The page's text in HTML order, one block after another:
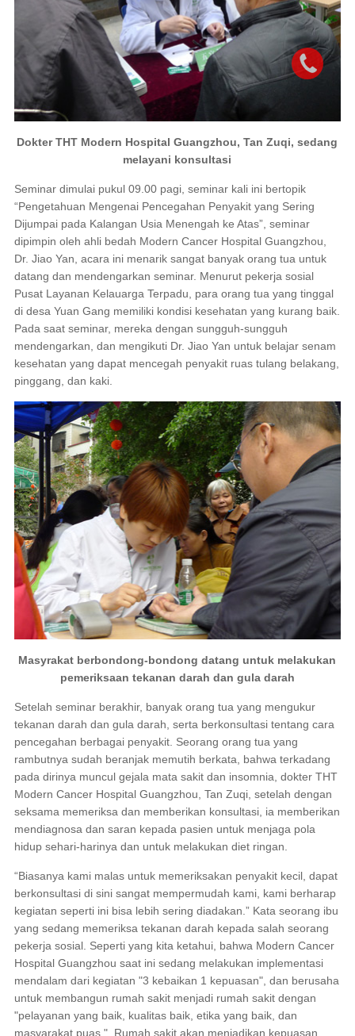
Dokter THT Modern Hospital Guangzhou, Tan Zuqi, sedang
melayani konsultasi
Seminar dimulai pukul 09.00 pagi, seminar kali ini bertopik
“Pengetahuan Mengenai Pencegahan Penyakit yang Sering
Dijumpai pada Kalangan Usia Menengah ke Atas”, seminar
dipimpin oleh ahli bedah Modern Cancer Hospital Guangzhou,
Dr. Jiao Yan, acara ini menarik sangat banyak orang tua untuk
datang dan mendengarkan seminar. Menurut pekerja sosial
Pusat Layanan Kelauarga Terpadu, para orang tua yang tinggal
di desa Yuan Gang memiliki kondisi kesehatan yang kurang baik.
Pada saat seminar, mereka dengan sungguh-sungguh
mendengarkan, dan mengikuti Dr. Jiao Yan untuk belajar senam
kesehatan yang dapat mencegah penyakit ruas tulang belakang,
pinggang, dan kaki.
Masyrakat berbondong-bondong datang untuk melakukan
pemeriksaan tekanan darah dan gula darah
Setelah seminar berakhir, banyak orang tua yang mengukur
tekanan darah dan gula darah, serta berkonsultasi tentang cara
pencegahan berbagai penyakit. Seorang orang tua yang
rambutnya sudah beranjak memutih berkata, bahwa terkadang
pada dirinya muncul gejala mata sakit dan insomnia, dokter THT
Modern Cancer Hospital Guangzhou, Tan Zuqi, setelah dengan
seksama memeriksa dan memberikan konsultasi, ia memberikan
mendiagnosa dan saran kepada pasien untuk menjaga pola
hidup sehari-harinya dan untuk melakukan diet ringan.
“Biasanya kami malas untuk memeriksakan penyakit kecil, dapat
berkonsultasi di sini sangat mempermudah kami, kami berharap
kegiatan seperti ini bisa lebih sering diadakan.” Kata seorang ibu
yang sedang memeriksa tekanan darah kepada salah seorang
pekerja sosial. Seperti yang kita ketahui, bahwa Modern Cancer
Hospital Guangzhou saat ini sedang melakukan implementasi
mendalam dari kegiatan "3 kebaikan 1 kepuasan", dan berusaha
untuk membangun rumah sakit menjadi rumah sakit dengan
"pelayanan yang baik, kualitas baik, etika yang baik, dan
masyarakat puas,". Rumah sakit akan menjadikan kepuasan